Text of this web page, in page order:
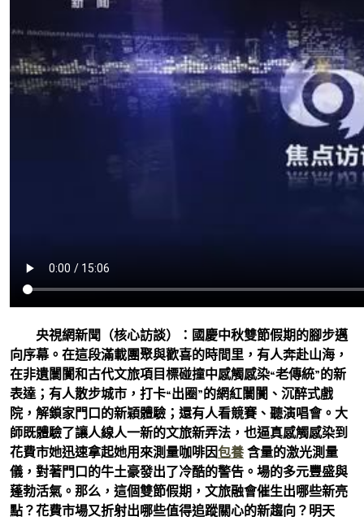
央視網新聞（核心訪談）：國慶中秋雙節假期的腳步邁
向序幕。在這段滿載團聚與歡喜的時間里，有人奔赴山海，
在非遺闤闠和古代文旅項目標碰撞中感觸感染“老傳統”的新
表達；有人散步城市，打卡“出圈”的網紅闤闠、沉醉式戲
院，解鎖家門口的新穎體驗；還有人看競賽、聽演唱會。大
師既體驗了讓人線人一新的文旅新弄法，也逼真感觸感染到
花費市她迅速拿起她用來測量咖啡因包養 含量的激光測量
儀，對著門口的牛土豪發出了冷酷的警告。場的多元豐盛與
蓬勃活氣。那么，這個雙節假期，文旅融會催生出哪些新亮
點？花費市場又折射出哪些值得追蹤關心的新趨向？明天